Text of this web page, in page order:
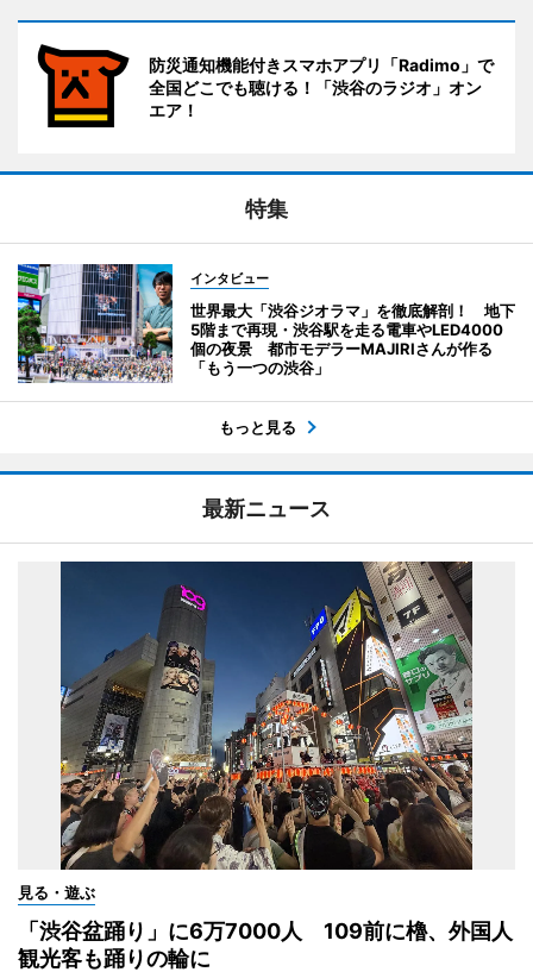
防災通知機能付きスマホアプリ「Radimo」で
全国どこでも聴ける！「渋谷のラジオ」オン
エア！
特集
インタビュー
世界最大「渋谷ジオラマ」を徹底解剖！ 地下
5階まで再現・渋谷駅を走る電車やLED4000
個の夜景 都市モデラーMAJIRIさんが作る
「もう一つの渋谷」
もっと見る
最新ニュース
見る・遊ぶ
「渋谷盆踊り」に6万7000人 109前に櫓、外国人
観光客も踊りの輪に